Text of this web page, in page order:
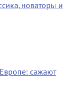
новаторы и
сажают